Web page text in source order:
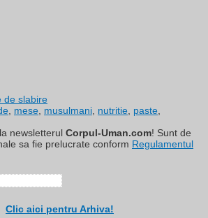
de slabire
, mese, musulmani, nutritie, paste,
la newsletterul Corpul-Uman.com! Sunt de
sa fie prelucrate conform Regulamentul
Clic aici pentru Arhiva!